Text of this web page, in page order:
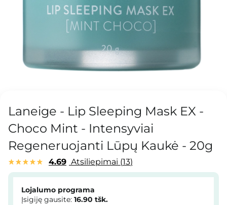
Laneige - Lip Sleeping Mask EX -
Choco Mint - Intensyviai
Regeneruojanti Lūpų Kaukė - 20g
4.69 Atsiliepimai 13
Lojalumo programa
Įsigiję gausite: 16.90 tšk.